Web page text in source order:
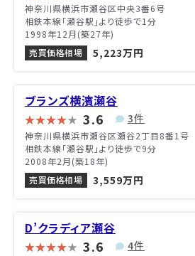
神奈川県横浜市瀬谷区中央3番6号
相鉄本線「瀬谷駅」より徒歩で1分
1998年12月(築27年)
売買価格相場
5,223万円
ブランズ横濱瀬谷
3.6 3件
神奈川県横浜市瀬谷区瀬谷2丁目8番1号
相鉄本線「瀬谷駅」より徒歩で9分
2008年2月(築18年)
売買価格相場
3,559万円
D’クラディア瀬谷
3.6 4件